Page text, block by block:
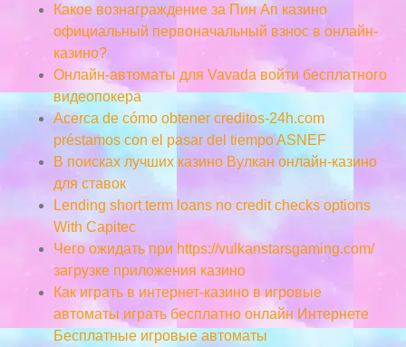
Какое вознаграждение за Пин Ап казино
официальный первоначальный взнос в онлайн-
казино?
Онлайн-автоматы для Vavada войти бесплатного
видеопокера
Acerca de cómo obtener creditos-24h.com
préstamos con el pasar del tiempo ASNEF
В поисках лучших казино Вулкан онлайн-казино
для ставок
Lending short term loans no credit checks options
With Capitec
Чего ожидать при https://vulkanstarsgaming.com/
загрузке приложения казино
Как играть в интернет-казино в игровые
автоматы играть бесплатно онлайн Интернете
Бесплатные игровые автоматы